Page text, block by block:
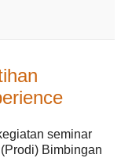
seminar
Bimbingan